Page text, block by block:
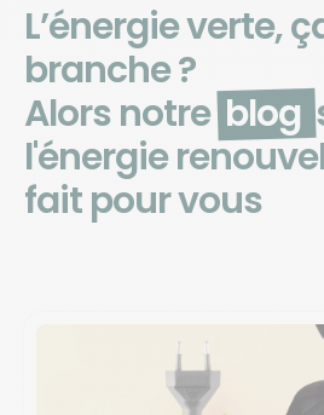
L’énergie verte,
branche ?
Alors notreblog
l'énergie
fait pour vous